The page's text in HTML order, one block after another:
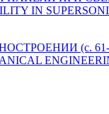
IN
(c. 61-